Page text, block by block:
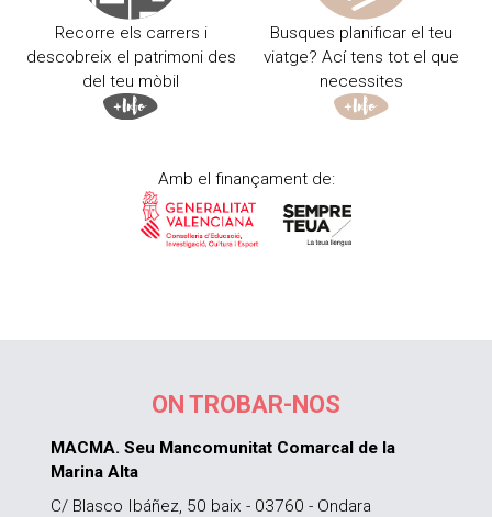
Recorre els carrers i
descobreix el patrimoni des
del teu mòbil
Busques planificar el teu
viatge? Ací tens tot el que
necessites
Amb el finançament de:
ON TROBAR-NOS
MACMA. Seu Mancomunitat Comarcal de la
Marina Alta
C/ Blasco Ibáñez, 50 baix - 03760 - Ondara